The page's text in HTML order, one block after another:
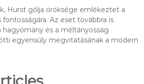
Hurst gólja öröksége emlékeztet a
Az eset továbbra is
hagyomány és a méltányosság
egyensúly megvitatásának a modern